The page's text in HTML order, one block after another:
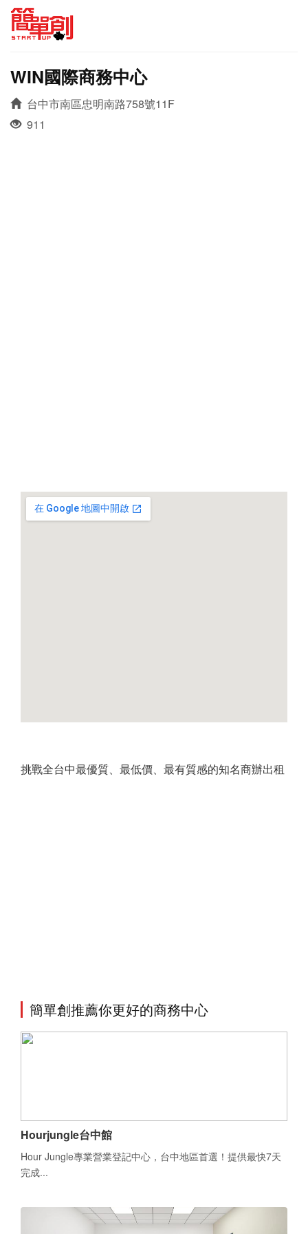
WIN國際商務中心
台中市南區忠明南路758號11F
911
挑戰全台中最優質、最低價、最有質感的知名商辦出租
簡單創推薦你更好的商務中心
Hourjungle台中館
Hour Jungle專業營業登記中心，台中地區首選！提供最快7天
完成...